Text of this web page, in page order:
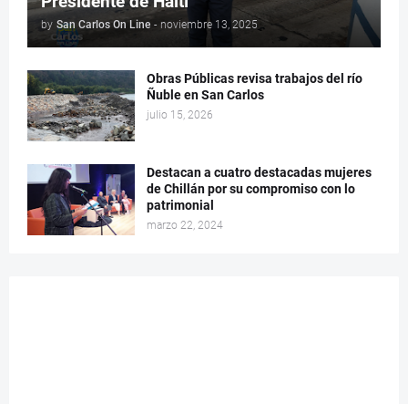
by San Carlos On Line - noviembre 13, 2025
Obras Públicas revisa trabajos del río
Ñuble en San Carlos
julio 15, 2026
Destacan a cuatro destacadas mujeres
de Chillán por su compromiso con lo
patrimonial
marzo 22, 2024